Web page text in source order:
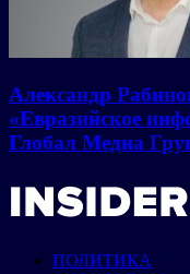
Александр
«Евразийское
Глобал Медиа
ПОЛИТИКА